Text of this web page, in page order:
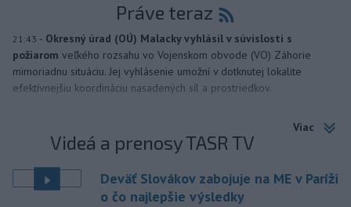
Práve teraz
21:43 - Okresný úrad (OÚ) Malacky vyhlásil v súvislosti s
požiarom veľkého rozsahu vo Vojenskom obvode (VO) Záhorie
mimoriadnu situáciu. Jej vyhlásenie umožní v dotknutej lokalite
efektívnejšiu koordináciu nasadených síl a prostriedkov.
Viac
Videá a prenosy TASR TV
Deväť Slovákov zabojuje na ME v Paríži
o čo najlepšie výsledky